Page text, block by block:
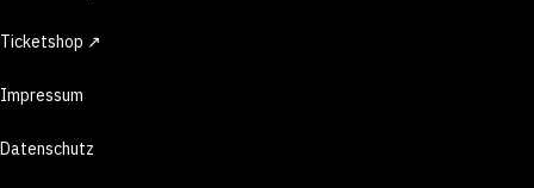
Ticketshop ↗
Impressum
Datenschutz